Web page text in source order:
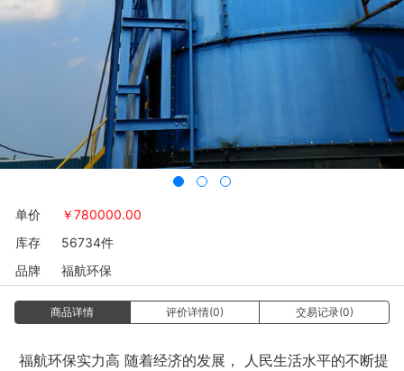
单价 ￥780000.00
库存
56734件
品牌
福航环保
商品详情 评价详情(0) 交易记录(0)
福航环保实力高 随着经济的发展， 人民生活水平的不断提